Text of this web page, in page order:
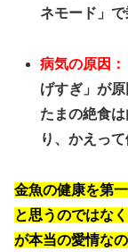
ネモード」で
病気の原因：
げすぎ」が原
たまの絶食
り、かえっ
金魚の健康を第
と思うのではな
が本当の愛情なの